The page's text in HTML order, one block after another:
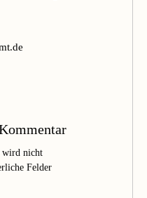
wird nicht
Felder